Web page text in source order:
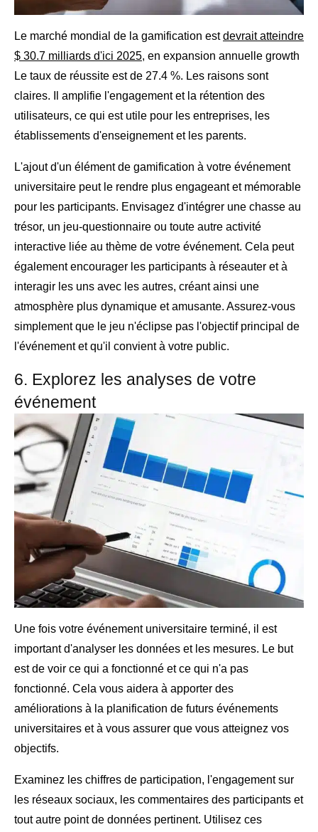
Le marché mondial de la gamification estdevrait atteindre
$ 30.7 milliards d'ici 2025, en expansion annuelle growth
Le taux de réussite est de 27.4 %. Les raisons sont
claires. Il amplifie l'engagement et la rétention des
utilisateurs, ce qui est utile pour les entreprises, les
établissements d'enseignement et les parents.
L'ajout d'un élément de gamification à votre événement
universitaire peut le rendre plus engageant et mémorable
pour les participants. Envisagez d'intégrer une chasse au
trésor, un jeu-questionnaire ou toute autre activité
interactive liée au thème de votre événement. Cela peut
également encourager les participants à réseauter et à
interagir les uns avec les autres, créant ainsi une
atmosphère plus dynamique et amusante. Assurez-vous
simplement que le jeu n'éclipse pas l'objectif principal de
l'événement et qu'il convient à votre public.
6. Explorez les analyses de votre
événement
Une fois votre événement universitaire terminé, il est
important d'analyser les données et les mesures. Le but
est de voir ce qui a fonctionné et ce qui n'a pas
fonctionné. Cela vous aidera à apporter des
améliorations à la planification de futurs événements
universitaires et à vous assurer que vous atteignez vos
objectifs.
Examinez les chiffres de participation, l'engagement sur
les réseaux sociaux, les commentaires des participants et
tout autre point de données pertinent. Utilisez ces